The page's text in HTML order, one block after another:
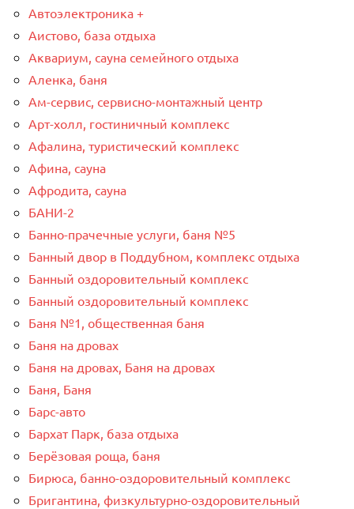
Автоэлектроника +
Аистово, база отдыха
Аквариум, сауна семейного отдыха
Аленка, баня
Ам-сервис, сервисно-монтажный центр
Арт-холл, гостиничный комплекс
Афалина, туристический комплекс
Афина, сауна
Афродита, сауна
БАНИ-2
Банно-прачечные услуги, баня №5
Банный двор в Поддубном, комплекс отдыха
Банный оздоровительный комплекс
Банный оздоровительный комплекс
Баня №1, общественная баня
Баня на дровах
Баня на дровах, Баня на дровах
Баня, Баня
Барс-авто
Бархат Парк, база отдыха
Берёзовая роща, баня
Бирюса, банно-оздоровительный комплекс
Бригантина, физкультурно-оздоровительный